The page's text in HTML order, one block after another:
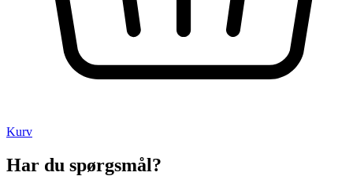
Kurv
Har du spørgsmål?